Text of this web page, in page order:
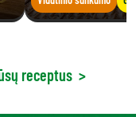
receptus >